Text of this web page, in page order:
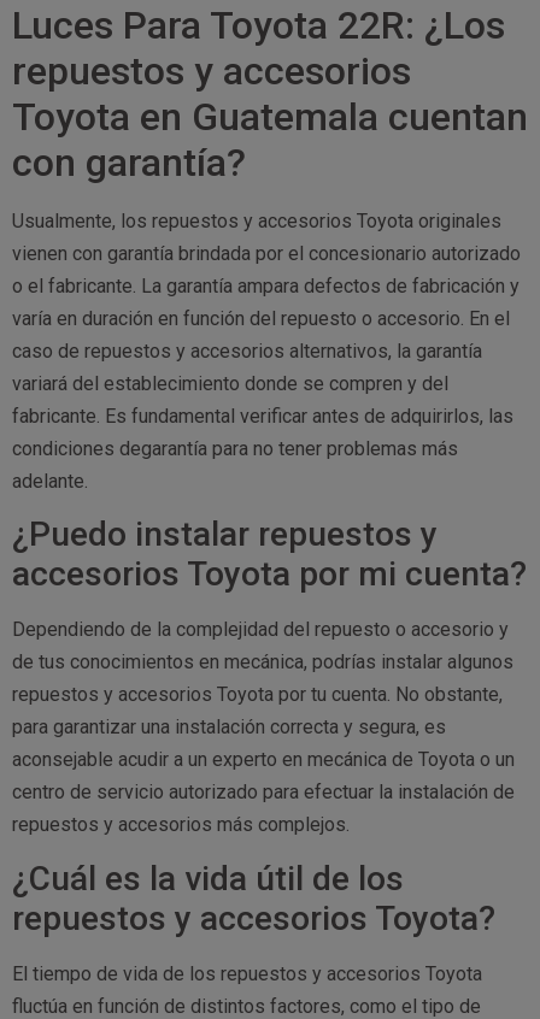
Luces Para Toyota 22R: ¿Los
repuestos y accesorios
Toyota en Guatemala cuentan
con garantía?
Usualmente, los repuestos y accesorios Toyota originales
vienen con garantía brindada por el concesionario autorizado
o el fabricante. La garantía ampara defectos de fabricación y
varía en duración en función del repuesto o accesorio. En el
caso de repuestos y accesorios alternativos, la garantía
variará del establecimiento donde se compren y del
fabricante. Es fundamental verificar antes de adquirirlos, las
condiciones degarantía para no tener problemas más
adelante.
¿Puedo instalar repuestos y
accesorios Toyota por mi cuenta?
Dependiendo de la complejidad del repuesto o accesorio y
de tus conocimientos en mecánica, podrías instalar algunos
repuestos y accesorios Toyota por tu cuenta. No obstante,
para garantizar una instalación correcta y segura, es
aconsejable acudir a un experto en mecánica de Toyota o un
centro de servicio autorizado para efectuar la instalación de
repuestos y accesorios más complejos.
¿Cuál es la vida útil de los
repuestos y accesorios Toyota?
El tiempo de vida de los repuestos y accesorios Toyota
fluctúa en función de distintos factores, como el tipo de